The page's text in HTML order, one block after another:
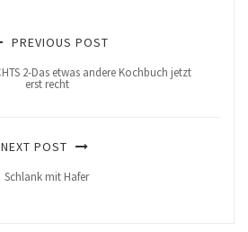
PREVIOUS POST
2-Das etwas andere Kochbuch jetzt
erst recht
NEXT POST
Schlank mit Hafer